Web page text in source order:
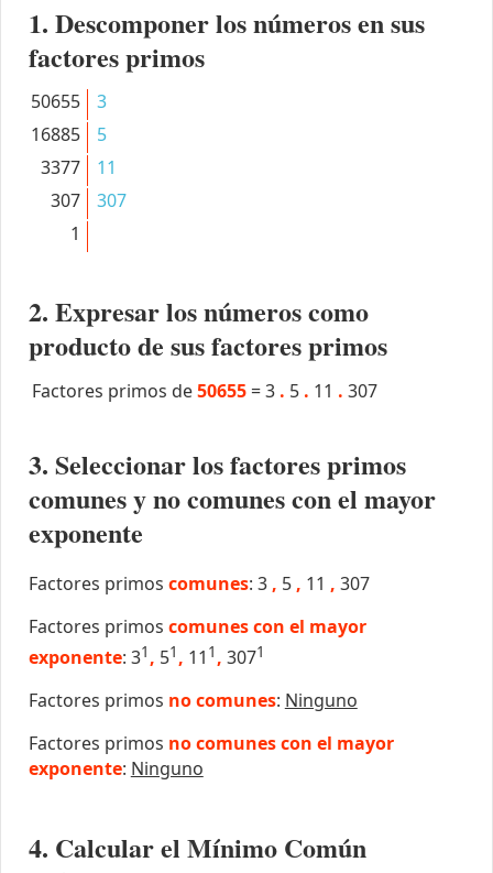
1. Descomponer los números en sus
factores primos
50655
3
16885
5
3377
11
307
307
1
2. Expresar los números como
producto de sus factores primos
Factores primos de50655 =3 . 5 . 11 . 307
3. Seleccionar los factores primos
comunes y no comunes con el mayor
exponente
Factores primos comunes: 3 , 5 , 11 , 307
Factores primos comunes con el mayor
exponente: 31 , 51 , 11 1 , 3071
Factores primos no comunes: Ninguno
Factores primos no comunes con el mayor
exponente: Ninguno
4. Calcular el Mínimo Común